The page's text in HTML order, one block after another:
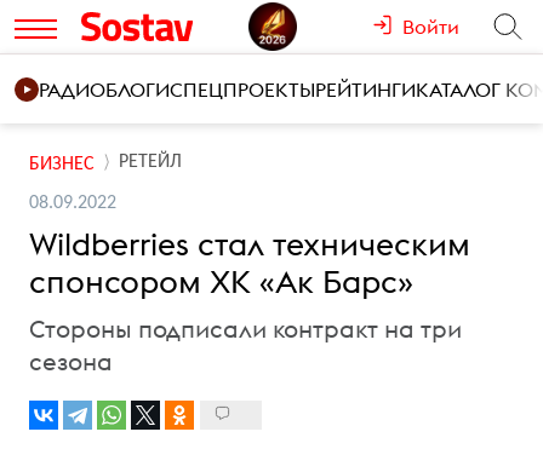
Войти
РАДИОБЛОГИСПЕЦПРОЕКТЫРЕЙТИНГИКАТАЛОГ
БИЗНЕС РЕТЕЙЛ
08.09.2022
Wildberries стал техническим
спонсором ХК «Ак Барс»
Стороны подписали контракт на три
сезона